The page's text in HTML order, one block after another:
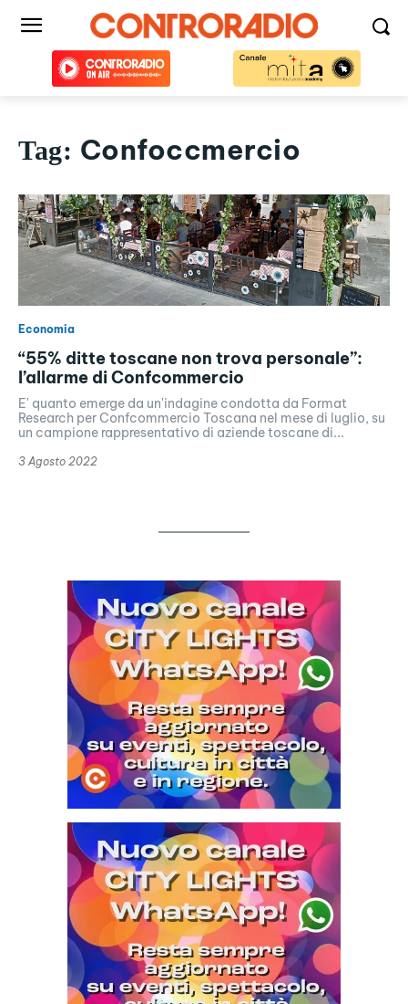
Tag: Confoccmercio
Economia
“55% ditte toscane non trova personale”:
l’allarme di Confcommercio
E' quanto emerge da un'indagine condotta da Format
Research per Confcommercio Toscana nel mese di luglio, su
un campione rappresentativo di aziende toscane di...
3 Agosto 2022